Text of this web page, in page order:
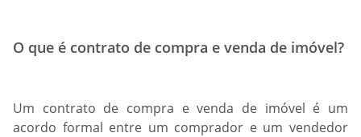
O que é contrato de compra e venda de imóvel?
Um contrato de compra e venda de imóvel é um
acordo formal entre um comprador e um vendedor